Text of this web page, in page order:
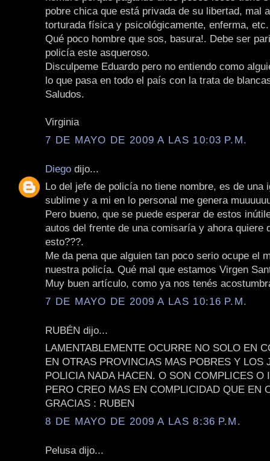
pobre chica que está privada de su libertad, mal
torturada física y psicológicamente, enferma, etc.
Qué poco hombre que sos, basura!. Debe ser
policía este asqueroso.
Disculpeme Eduardo pero no entiendo como
lo que pasa en todo el país con la trata de
Saludos.
Virginia
7 DE MAYO DE 2009 A LAS 10:03 P.M.
Diego dijo...
Lo del jefe de policía no tiene nombre, es de una
sublime y a mi en lo personal me genera
Pero bueno, que se puede esperar de estos
autos del frente de una comisaría y ahora quiere
esto???.
Me da pena que alguien tan poco serio ocupe el
nuestra policía. Qué mal que estamos Virgen
Muy buen artículo, como ya nos tenés
7 DE MAYO DE 2009 A LAS 10:16 P.M.
RUBÉN dijo...
LAMENTABLEMENTE OCURRE NO SOLO EN
EN OTRAS PROVINCIAS MAS POBRES Y LOS
POLICIA NADA HACEN. O SON COMPLICES O
PERO CREO MAS EN COMPLICIDAD QUE EN
GRACIAS : RUBEN
8 DE MAYO DE 2009 A LAS 8:36 P.M.
Pelusa dijo...